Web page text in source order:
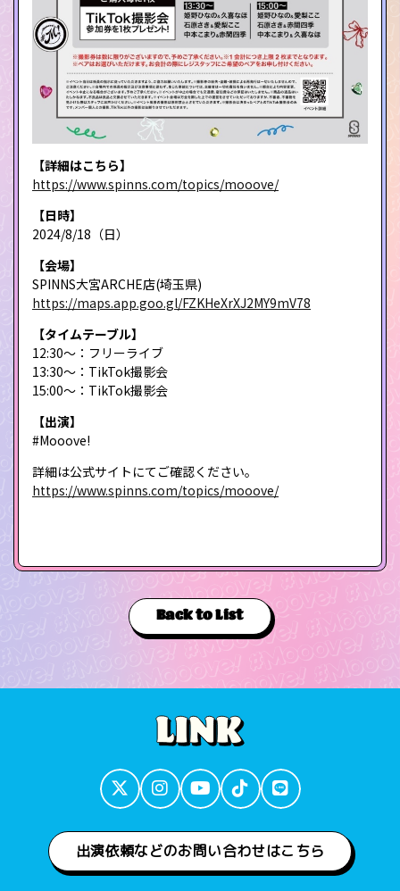
【詳細はこちら】
https://www.spinns.com/topics/mooove/
【日時】
2024/8/18（日）
【会場】
SPINNS大宮ARCHE店(埼玉県)
https://maps.app.goo.gl/FZKHeXrXJ2MY9mV78
【タイムテーブル】
12:30～：フリーライブ
13:30～：TikTok撮影会
15:00～：TikTok撮影会
【出演】
#Mooove!
詳細は公式サイトにてご確認ください。
https://www.spinns.com/topics/mooove/
Back to List
出演依頼などのお問い合わせはこちら